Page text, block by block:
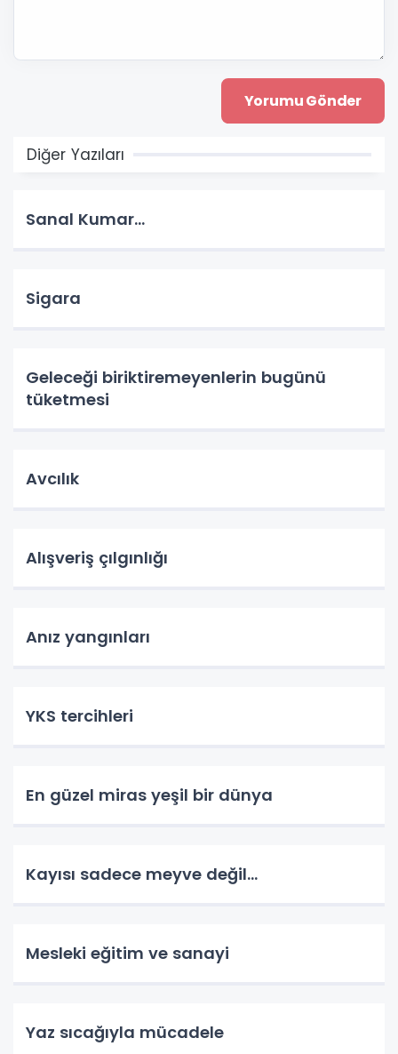
Diğer Yazıları
Sanal Kumar…
Sigara
Geleceği biriktiremeyenlerin bugünü
tüketmesi
Avcılık
Alışveriş çılgınlığı
Anız yangınları
YKS tercihleri
En güzel miras yeşil bir dünya
Kayısı sadece meyve değil…
Mesleki eğitim ve sanayi
Yaz sıcağıyla mücadele